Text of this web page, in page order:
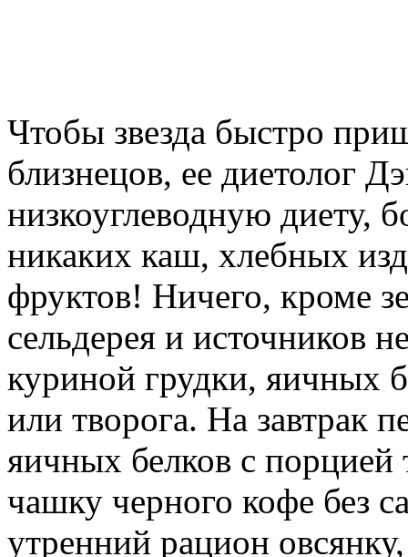
Чтобы звезда быстро
близнецов, ее диетолог
низкоуглеводную диету,
никаких каш, хлебных
фруктов! Ничего, кроме
сельдерея и источников
куриной грудки, яичных
или творога. На завтрак
яичных белков с
чашку черного кофе без
утренний рацион